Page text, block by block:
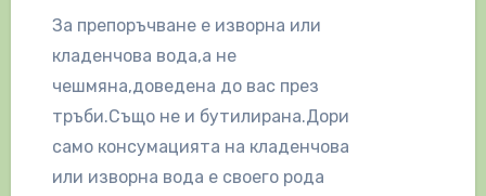
За препоръчване е изворна или
кладенчова вода,а не
чешмяна,доведена до вас през
тръби.Също не и бутилирана.Дори
само консумацията на кладенчова
или изворна вода е своего рода